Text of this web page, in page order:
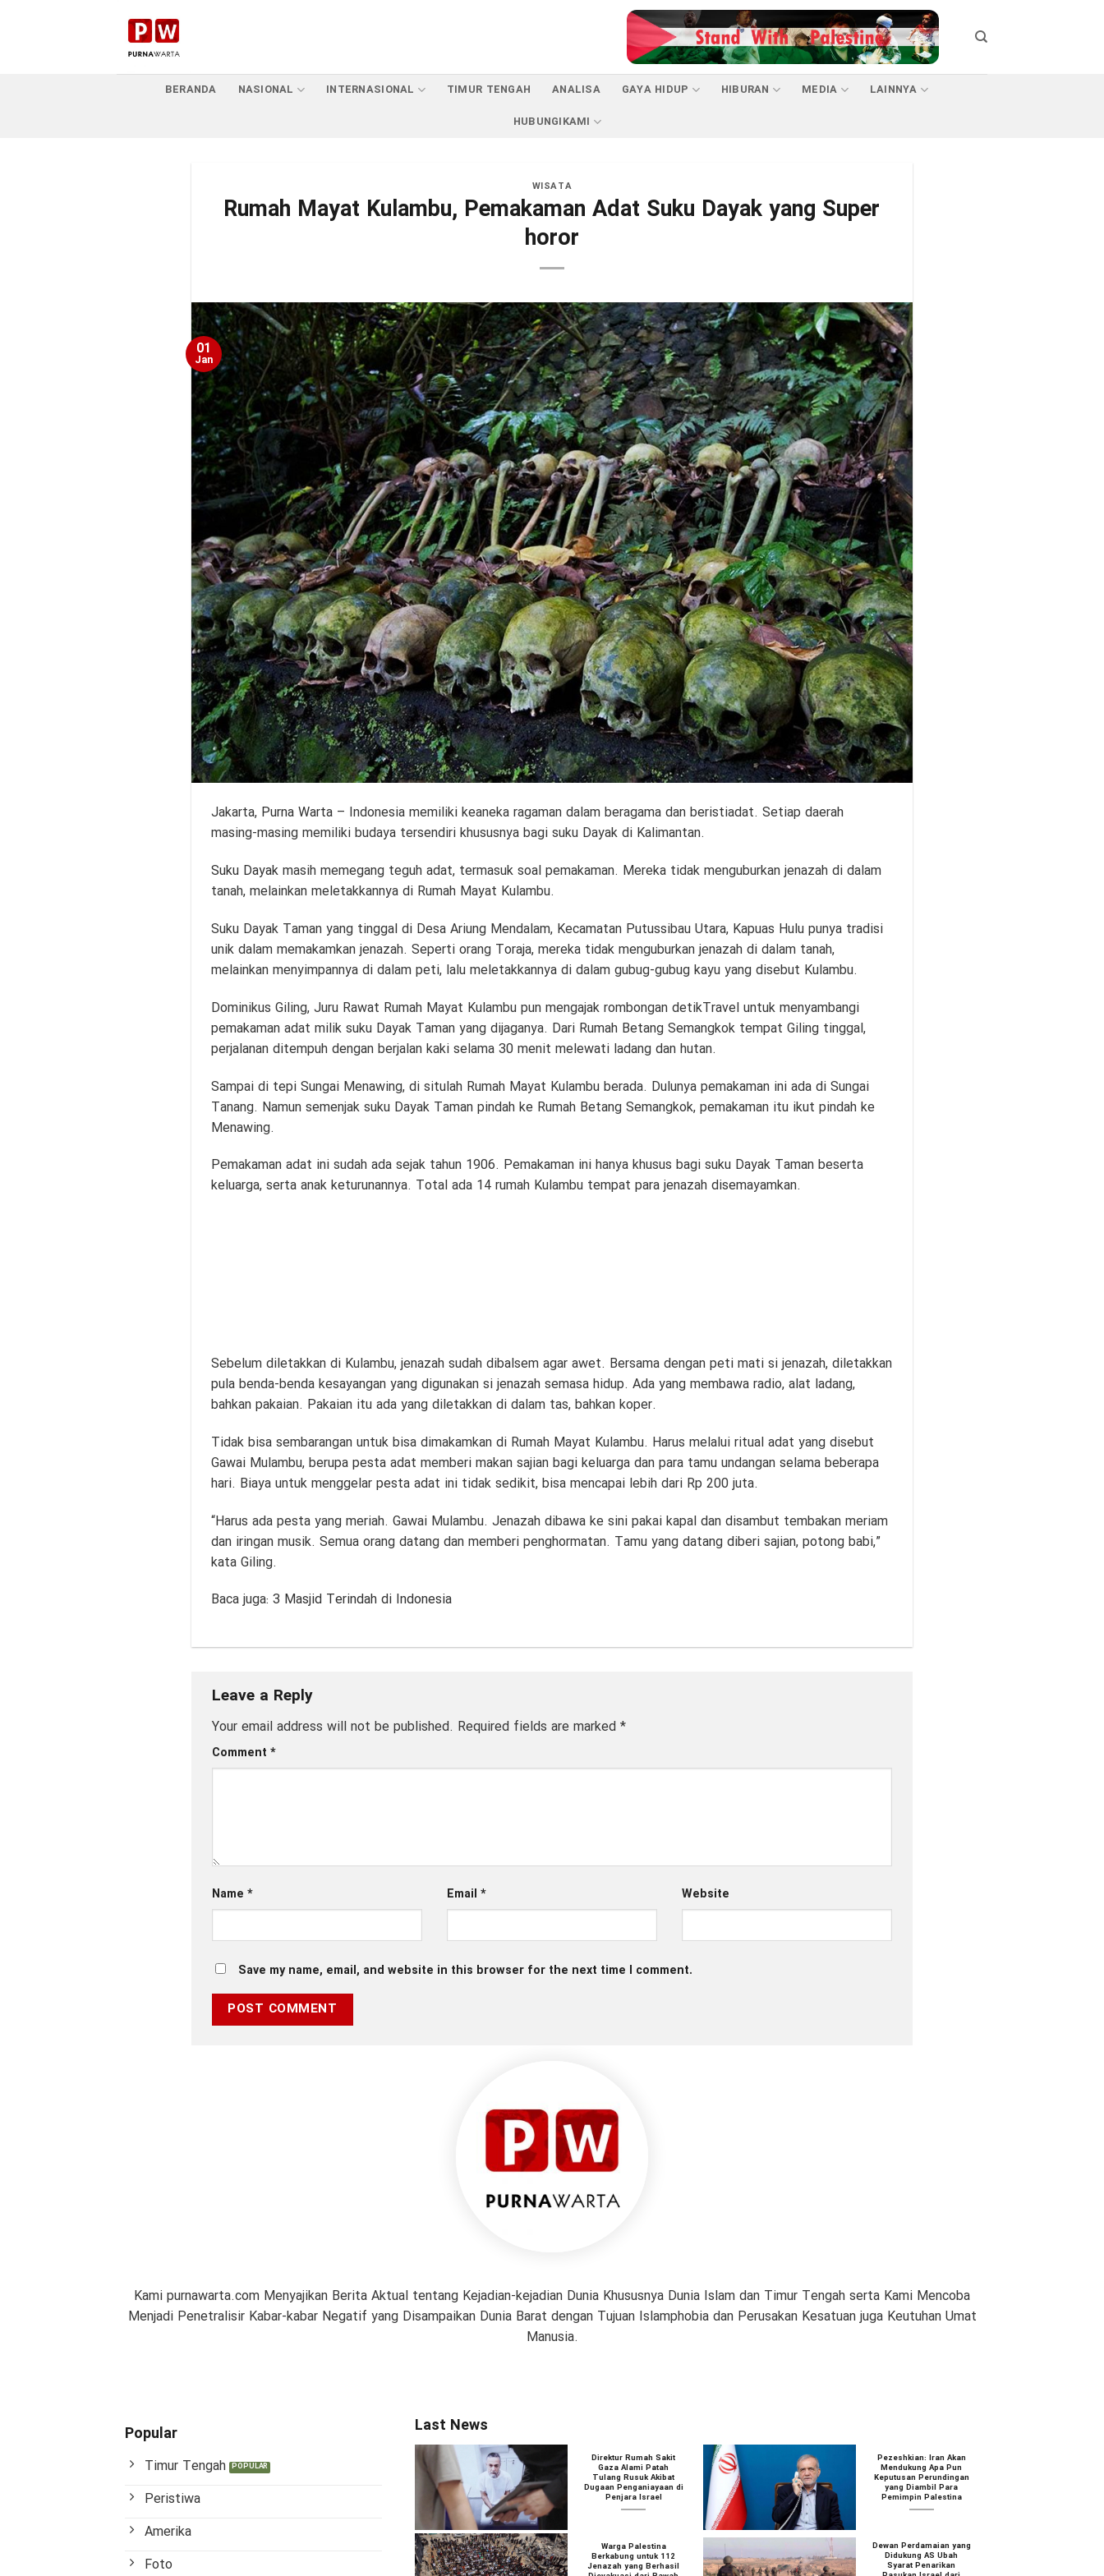
BERANDA NASIONAL INTERNASIONAL TIMUR TENGAH ANALISA GAYA HIDUP HIBURAN MEDIA
LAINNYA
HUBUNGIKAMI
WISATA
Rumah Mayat Kulambu, Pemakaman Adat Suku Dayak yang Super
horor
01
Jan
Jakarta, Purna Warta– Indonesia memiliki keaneka ragaman dalam beragama dan beristiadat. Setiap daerah
masing-masing memiliki budaya tersendiri khususnya bagi suku Dayak di Kalimantan.
Suku Dayakmasih memegang teguh adat, termasuk soal pemakaman. Mereka tidak menguburkan jenazah di dalam
tanah, melainkan meletakkannya di Rumah Mayat Kulambu.
Suku Dayak Taman yang tinggal di Desa Ariung Mendalam, Kecamatan Putussibau Utara, Kapuas Hulu punya tradisi
unik dalam memakamkan jenazah. Seperti orang Toraja, mereka tidak menguburkan jenazah di dalam tanah,
melainkan menyimpannya di dalam peti, lalu meletakkannya di dalam gubug-gubug kayu yang disebut Kulambu.
Dominikus Giling, Juru Rawat Rumah Mayat Kulambu pun mengajak rombongan detikTravel untuk menyambangi
pemakaman adat milik suku Dayak Taman yang dijaganya. Dari Rumah Betang Semangkok tempat Giling tinggal,
perjalanan ditempuh dengan berjalan kaki selama 30 menit melewati ladang dan hutan.
Sampai di tepi Sungai Menawing, di situlah Rumah Mayat Kulambu berada. Dulunya pemakaman ini ada di Sungai
Tanang. Namun semenjak suku Dayak Taman pindah ke Rumah Betang Semangkok, pemakaman itu ikut pindah ke
Menawing.
Pemakaman adat ini sudah ada sejak tahun 1906. Pemakaman ini hanya khusus bagi suku Dayak Taman beserta
keluarga, serta anak keturunannya. Total ada 14 rumah Kulambu tempat para jenazah disemayamkan.
Sebelum diletakkan di Kulambu, jenazah sudah dibalsem agar awet. Bersama dengan peti mati si jenazah, diletakkan
pula benda-benda kesayangan yang digunakan si jenazah semasa hidup. Ada yang membawa radio, alat ladang,
bahkan pakaian. Pakaian itu ada yang diletakkan di dalam tas, bahkan koper.
Tidak bisa sembarangan untuk bisa dimakamkan di Rumah Mayat Kulambu. Harus melalui ritual adat yang disebut
hari. Biaya untuk menggelar pesta adat ini tidak sedikit, bisa mencapai lebih dari Rp 200 juta.
“Harus ada pesta yang meriah. Gawai Mulambu. Jenazah dibawa ke sini pakai kapal dan disambut tembakan meriam
dan iringan musik. Semua orang datang dan memberi penghormatan. Tamu yang datang diberi sajian, potong babi,”
kata Giling.
Leave a Reply
Your email address will not be published. Required fields are marked
Save my name, email, and website in this browser for the next time I comment.
Kami purnawarta.com Menyajikan Berita Aktual tentang Kejadian-kejadian Dunia Khususnya Dunia Islam dan Timur Tengah serta Kami Mencoba
Menjadi Penetralisir Kabar-kabar Negatif yang Disampaikan Dunia Barat dengan Tujuan Islamphobia dan Perusakan Kesatuan juga Keutuhan Umat
Manusia.